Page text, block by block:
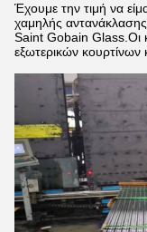
Έχουμε την τιμή να
χαμηλής
Saint Gobain Glass.Οι
εξωτερικών